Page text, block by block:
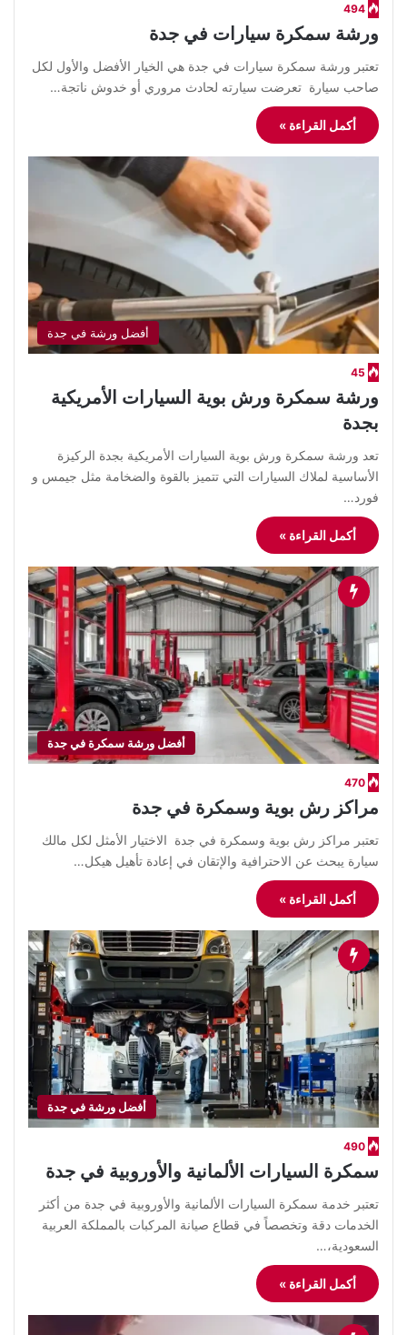
494
ورشة سمكرة سيارات في جدة
​تعتبر ورشة سمكرة سيارات في جدة هي الخيار الأفضل والأول لكل
صاحب سيارة تعرضت سيارته لحادث مروري أو خدوش ناتجة…
أكمل القراءة »
أفضل ورشة في جدة
45
ورشة سمكرة ورش بوية السيارات الأمريكية
بجدة
​تعد ورشة سمكرة ورش بوية السيارات الأمريكية بجدة الركيزة
الأساسية لملاك السيارات التي تتميز بالقوة والضخامة مثل جيمس و
فورد…
أكمل القراءة »
أفضل ورشة سمكرة في جدة
470
مراكز رش بوية وسمكرة في جدة
​تعتبر مراكز رش بوية وسمكرة في جدة الاختيار الأمثل لكل مالك
سيارة يبحث عن الاحترافية والإتقان في إعادة تأهيل هيكل…
أكمل القراءة »
أفضل ورشة في جدة
490
سمكرة السيارات الألمانية والأوروبية في جدة
​تعتبر خدمة سمكرة السيارات الألمانية والأوروبية في جدة من أكثر
الخدمات دقة وتخصصاً في قطاع صيانة المركبات بالمملكة العربية
السعودية،…
أكمل القراءة »